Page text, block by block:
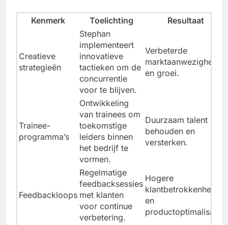
Kenmerk Toelichting Resultaat
Creatieve
strategieën
Stephan
implementeert
innovatieve
tactieken om de
concurrentie
voor te blijven.
Verbeterde
marktaanwezigheid
en groei.
Trainee-
programma’s
Ontwikkeling
van trainees om
toekomstige
leiders binnen
het bedrijf te
vormen.
Duurzaam talent
behouden en
versterken.
Feedbackloops
Regelmatige
feedbacksessies
met klanten
voor continue
verbetering.
Hogere
klantbetrokkenheid
en
productoptimalisatie.